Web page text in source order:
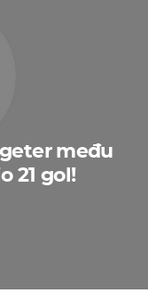
među
21 gol!